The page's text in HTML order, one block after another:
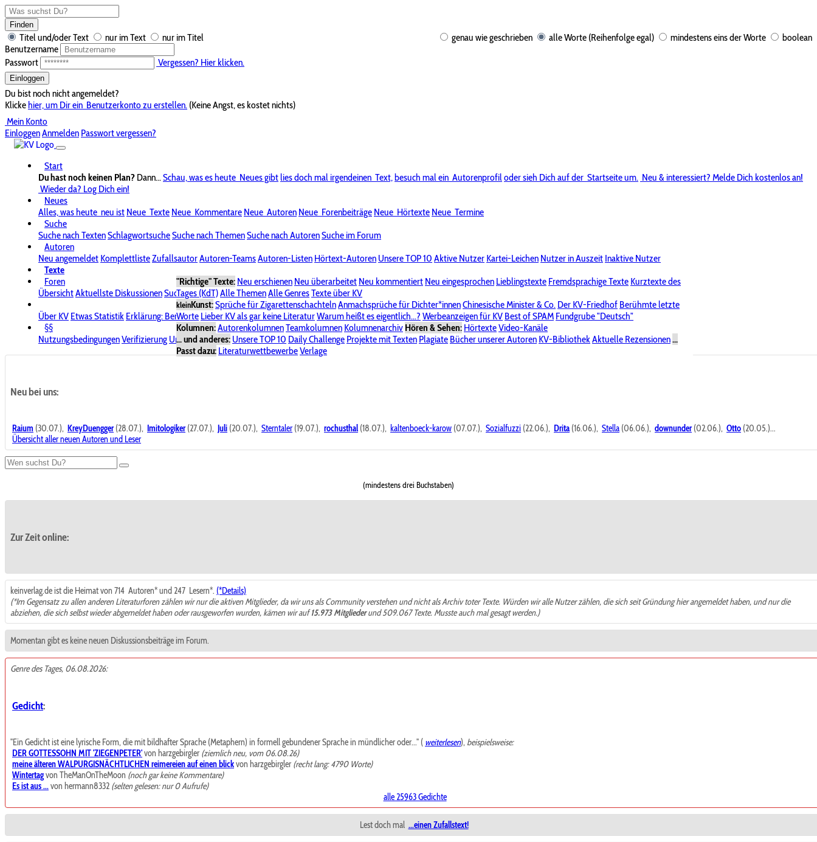
Finden
genau wie geschrieben alle Worte (Reihenfolge egal) mindestens eins der Worte boolean
Titel und/oder Text nur im Text
nur im Titel
Benutzername
Passwort
Vergessen? Hier klicken.
Einloggen
Du bist noch nicht angemeldet?
Klickehier, um Dir ein Benutzerkonto zu erstellen. (Keine Angst, es kostet nichts)
Mein Konto
EinloggenAnmelden Passwort vergessen?
Start
Du hast noch keinen Plan? Dann...Schau, was es heute Neues gibtlies doch mal irgendeinen Text,besuch mal ein Autorenprofiloder sieh Dich auf der Startseite um. Neu & interessiert? Melde Dich kostenlos an!
Wieder da? Log Dich ein!
Neues
Alles, was heute neu ist Neue Texte Neue Kommentare Neue Autoren Neue Forenbeiträge Neue Hörtexte Neue Termine
Suche
Suche nach TextenSchlagwortsucheSuche nach ThemenSuche nach AutorenSuche im Forum
Autoren
Neu angemeldet KomplettlisteZufallsautorAutoren-TeamsAutoren-Listen Hörtext-Autoren Unsere TOP 10 Aktive Nutzer Kartei-Leichen Nutzer in Auszeit Inaktive Nutzer
Texte
"Richtige" Texte: Neu erschienen Neu überarbeitet Neu kommentiert Neu eingesprochen Lieblingstexte Fremdsprachige Texte Kurztexte des
Tages (KdT)Alle ThemenAlle GenresTexte über KV
kleinKunst:Sprüche für ZigarettenschachtelnAnmachsprüche für Dichter*innenChinesische Minister & Co. Der KV-Friedhof Berühmte letzte
Worte Lieber KV als gar keine LiteraturWarum heißt es eigentlich...? Werbeanzeigen für KV Best of SPAM Fundgrube "Deutsch"
Kolumnen:AutorenkolumnenTeamkolumnen Kolumnenarchiv Hören & Sehen: HörtexteVideo-Kanäle
... und anderes: Unsere TOP 10 Daily Challenge Projekte mit Texten Plagiate Bücher unserer Autoren KV-BibliothekAktuelle Rezensionen...
Passt dazu: LiteraturwettbewerbeVerlage
Foren
ÜbersichtAktuellste DiskussionenSuche im ForumBereich "KV-Board"Bereich "Literatur & Schreiberei"
Über KV Etwas Statistik Erklärung: BenutzersymboleSpende für KV Unsere SpenderlisteAlle Wege führen zu KVPasswort vergessen?
§§
NutzungsbedingungenVerifizierung UrheberrechtAvatare & BilderStalkingDatenschutzerklärungImpressum
Neu bei uns:
Raium (30.07.), KreyDuengger(28.07.), Imitologiker(27.07.), Juli (20.07.), Sterntaler (19.07.), rochusthal (18.07.), kaltenboeck-karow (07.07.), Sozialfuzzi (22.06.), Drita (16.06.), Stella (06.06.), downunder(02.06.), Otto (20.05.)...
Übersicht aller neuen Autoren und Leser
(mindestens drei Buchstaben)
Zur Zeit online:
keinverlag.de ist die Heimat von 714 Autoren* und 247 Lesern*. (*Details)
(*Im Gegensatz zu allen anderen Literaturforen zählen wir nur die aktiven Mitglieder, da wir uns als Community verstehen und nicht als Archiv toter Texte. Würden wir alle Nutzer zählen, die sich seit Gründung hier angemeldet haben, und nur die
abziehen, die sich selbst wieder abgemeldet haben oder rausgeworfen wurden, kämen wir auf15.973 Mitgliederund 509.067 Texte. Musste auch mal gesagt werden.)
Momentan gibt es keine neuen Diskussionsbeiträge im Forum.
Genre des Tages, 06.08.2026:
Gedicht:
"Ein Gedicht ist eine lyrische Form, die mit bildhafter Sprache (Metaphern) in formell gebundener Sprache in mündlicher oder..." ( weiterlesen),beispielsweise:
DER GOTTESSOHN MIT 'ZIEGENPETER'von harzgebirgler (ziemlich neu, vom 06.08.26)
meine älteren WALPURGISNÄCHTLICHEN reimereien auf einen blickvon harzgebirgler (recht lang: 4790 Worte)
Wintertagvon TheManOnTheMoon (noch gar keine Kommentare)
Es ist aus ...von hermann8332 (selten gelesen: nur 0 Aufrufe)
alle 25963 Gedichte
Lest doch mal ...einen Zufallstext!